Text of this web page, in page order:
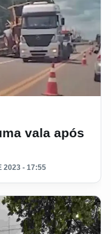
vala após
2023 - 17:55